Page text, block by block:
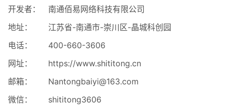
开发者：
南通佰易网络科技有限公司
地址：
江苏省-南通市-崇川区-晶城科创园
电话：
400-660-3606
网址：
https://www.shititong.cn
邮箱：
Nantongbaiyi@163.com
微信：
shititong3606